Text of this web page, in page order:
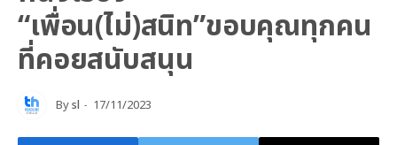
“เพื่อน(ไม่)สนิท”ขอบคุณทุกคน
ที่คอยสนับสนุน
Bysl 17/11/2023